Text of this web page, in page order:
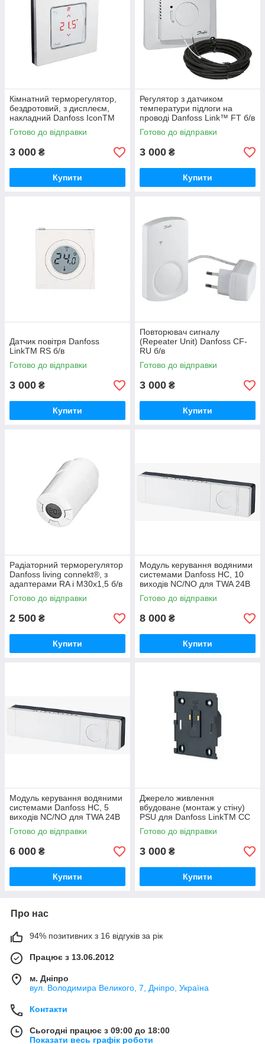
Кімнатний терморегулятор,
бездротовий, з дисплеєм,
накладний Danfoss IconTM
RT б/в
Готово до відправки
3 000 ₴
Купити
Регулятор з датчиком
температури підлоги на
проводі Danfoss Link™ FT б/в
Готово до відправки
3 000 ₴
Купити
Датчик повітря Danfoss
LinkTM RS б/в
Готово до відправки
3 000 ₴
Купити
Повторювач сигналу
(Repeater Unit) Danfoss CF-
RU б/в
Готово до відправки
3 000 ₴
Купити
Радіаторний терморегулятор
Danfoss living connekt®, з
адаптерами RA і M30x1,5 б/в
Готово до відправки
2 500 ₴
Купити
Модуль керування водяними
системами Danfoss HC, 10
виходів NC/NO для TWA 24В
Готово до відправки
8 000 ₴
Купити
Модуль керування водяними
системами Danfoss HC, 5
виходів NC/NO для TWA 24В
б/в
Готово до відправки
6 000 ₴
Купити
Джерело живлення
вбудоване (монтаж у стіну)
PSU для Danfoss LinkTM СС
б/в
Готово до відправки
3 000 ₴
Купити
Про нас
94% позитивних з 16 відгуків за рік
Працює з 13.06.2012
м. Дніпро
вул. Володимира Великого, 7, Дніпро, Україна
Контакти
Сьогодні працює з 09:00 до 18:00
Показати весь графік роботи